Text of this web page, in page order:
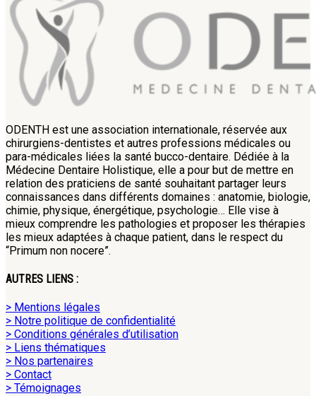
ODENTH est une association internationale, réservée aux
chirurgiens-dentistes et autres professions médicales ou
para-médicales liées la santé bucco-dentaire. Dédiée à la
Médecine Dentaire Holistique, elle a pour but de mettre en
relation des praticiens de santé souhaitant partager leurs
connaissances dans différents domaines : anatomie, biologie,
chimie, physique, énergétique, psychologie… Elle vise à
mieux comprendre les pathologies et proposer les thérapies
les mieux adaptées à chaque patient, dans le respect du
“Primum non nocere”.
AUTRES LIENS :
> Mentions légales
> Notre politique de confidentialité
> Conditions générales d’utilisation
> Liens thématiques
> Nos partenaires
> Contact
> Témoignages